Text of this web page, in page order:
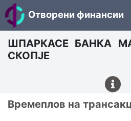
Отворени финансии
ШПАРКАСЕ БАНКА
СКОПЈЕ
Времеплов на